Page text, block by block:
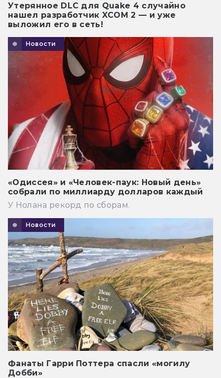
Утерянное DLC для Quake 4 случайно
нашел разработчик XCOM 2 — и уже
выложил его в сеть!
Новости
«Одиссея» и «Человек-паук: Новый день»
собрали по миллиарду долларов каждый
У Нолана рекорд по сборам.
Новости
Фанаты Гарри Поттера спасли «могилу
Добби»